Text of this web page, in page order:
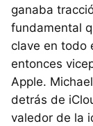
ganaba
fundamental
clave en todo
entonces
Apple.
detrás de
valedor de la